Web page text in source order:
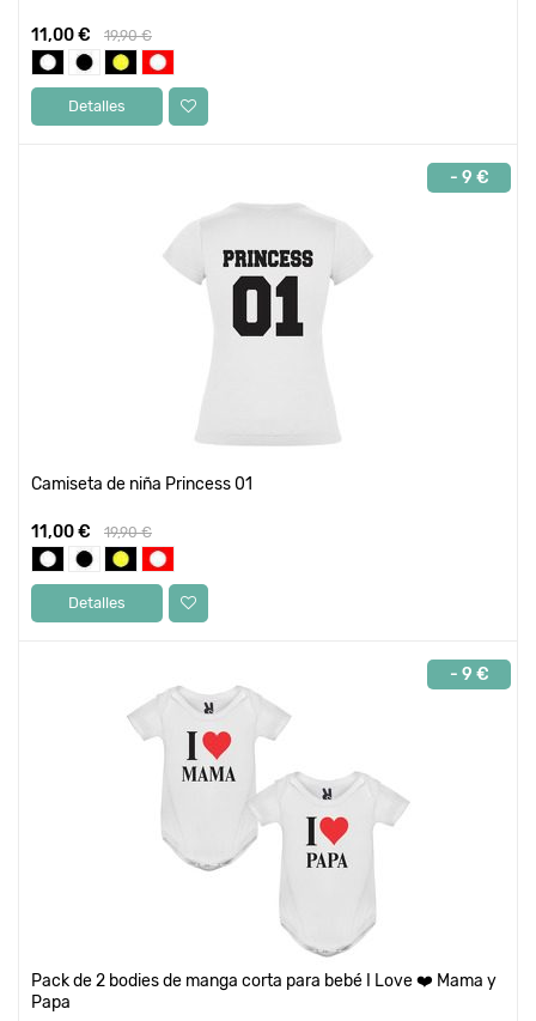
11,00 € 19,90 €
Detalles
Camiseta de niña Princess 01
11,00 € 19,90 €
Detalles
- 9 €
Pack de 2 bodies de manga corta para bebé I Love ❤️ Mama y
Papa
- 9 €